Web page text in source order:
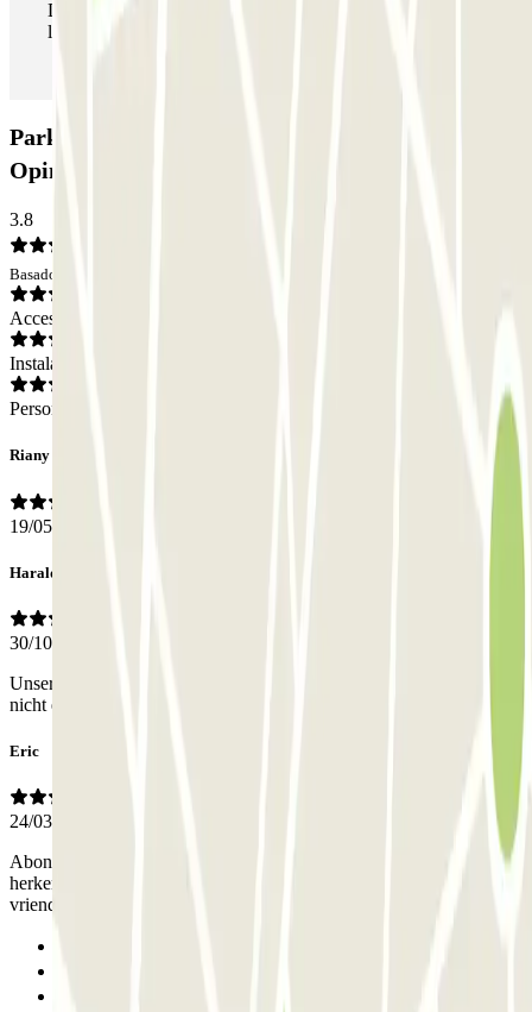
Durante tu estancia podrás entrar y salir del parking todas
las veces que quieras.
Parking INDIGO Francisco Norte-Playa:
Opiniones
3.8
Basado en 7 opiniones
Acceso
Instalaciones
Personal
Riany
19/05/2026
Harald
30/10/2025
Unser Mietwagen wurde trotz diverser Anrufe als Kennzeichen
nicht erkennt :((((
Eric
24/03/2025
Abonnement gehad voor een week. Kenteken werd niet altijd
herkend. Lastig omdat de slagboom dan niet opend. Gelukkig altijd
vriendelijk personeel die de slagboom opent